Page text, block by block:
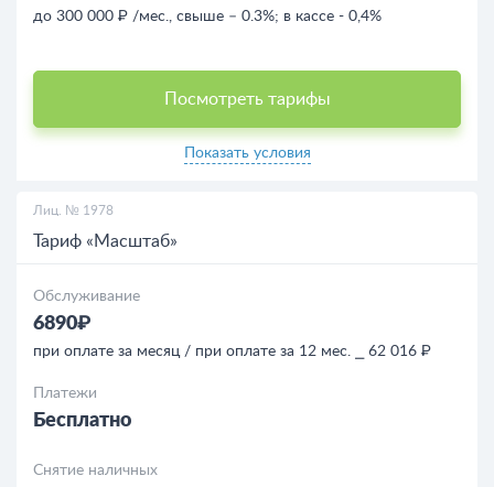
до 300 000 ₽ /мес., свыше – 0.3%; в кассе - 0,4%
Посмотреть тарифы
Показать условия
Лиц. № 1978
Тариф «Масштаб»
Обслуживание
6890₽
при оплате за месяц / при оплате за 12 мес. ⎯ 62 016 ₽
Платежи
Бесплатно
Снятие наличных